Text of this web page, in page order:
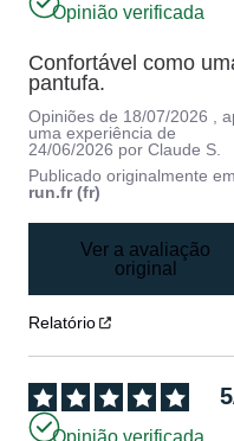
Opinião verificada
Confortável como
pantufa.
Opiniões de 18/07/2026
,
uma experiência de
24/06/2026 porClaude S.
Publicado originalmente
run.fr (fr)
Ver a avaliação
original
Relatório
5
Opinião verificada